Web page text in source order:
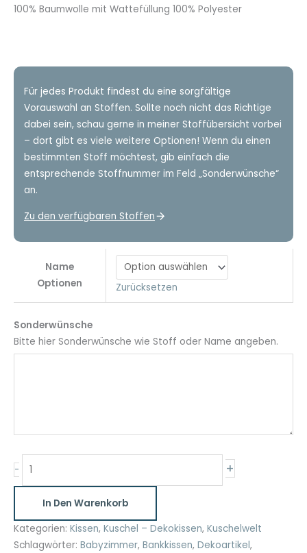
100% Baumwolle mit Wattefüllung 100% Polyester
Für jedes Produkt findest du eine sorgfältige
Vorauswahl an Stoffen. Sollte noch nicht das Richtige
dabei sein, schau gerne in meiner Stoffübersicht vorbei
– dort gibt es viele weitere Optionen! Wenn du einen
bestimmten Stoff möchtest, gib einfach die
entsprechende Stoffnummer im Feld „Sonderwünsche“
an.
Zu den verfügbaren Stoffen
Name
Optionen
Zurücksetzen
Sonderwünsche
Bitte hier Sonderwünsche wie Stoff oder Name angeben.
-
Menge
+
In Den Warenkorb
Kategorien: Kissen, Kuschel – Dekokissen, Kuschelwelt
Schlagwörter: Babyzimmer, Bankkissen, Dekoartikel,